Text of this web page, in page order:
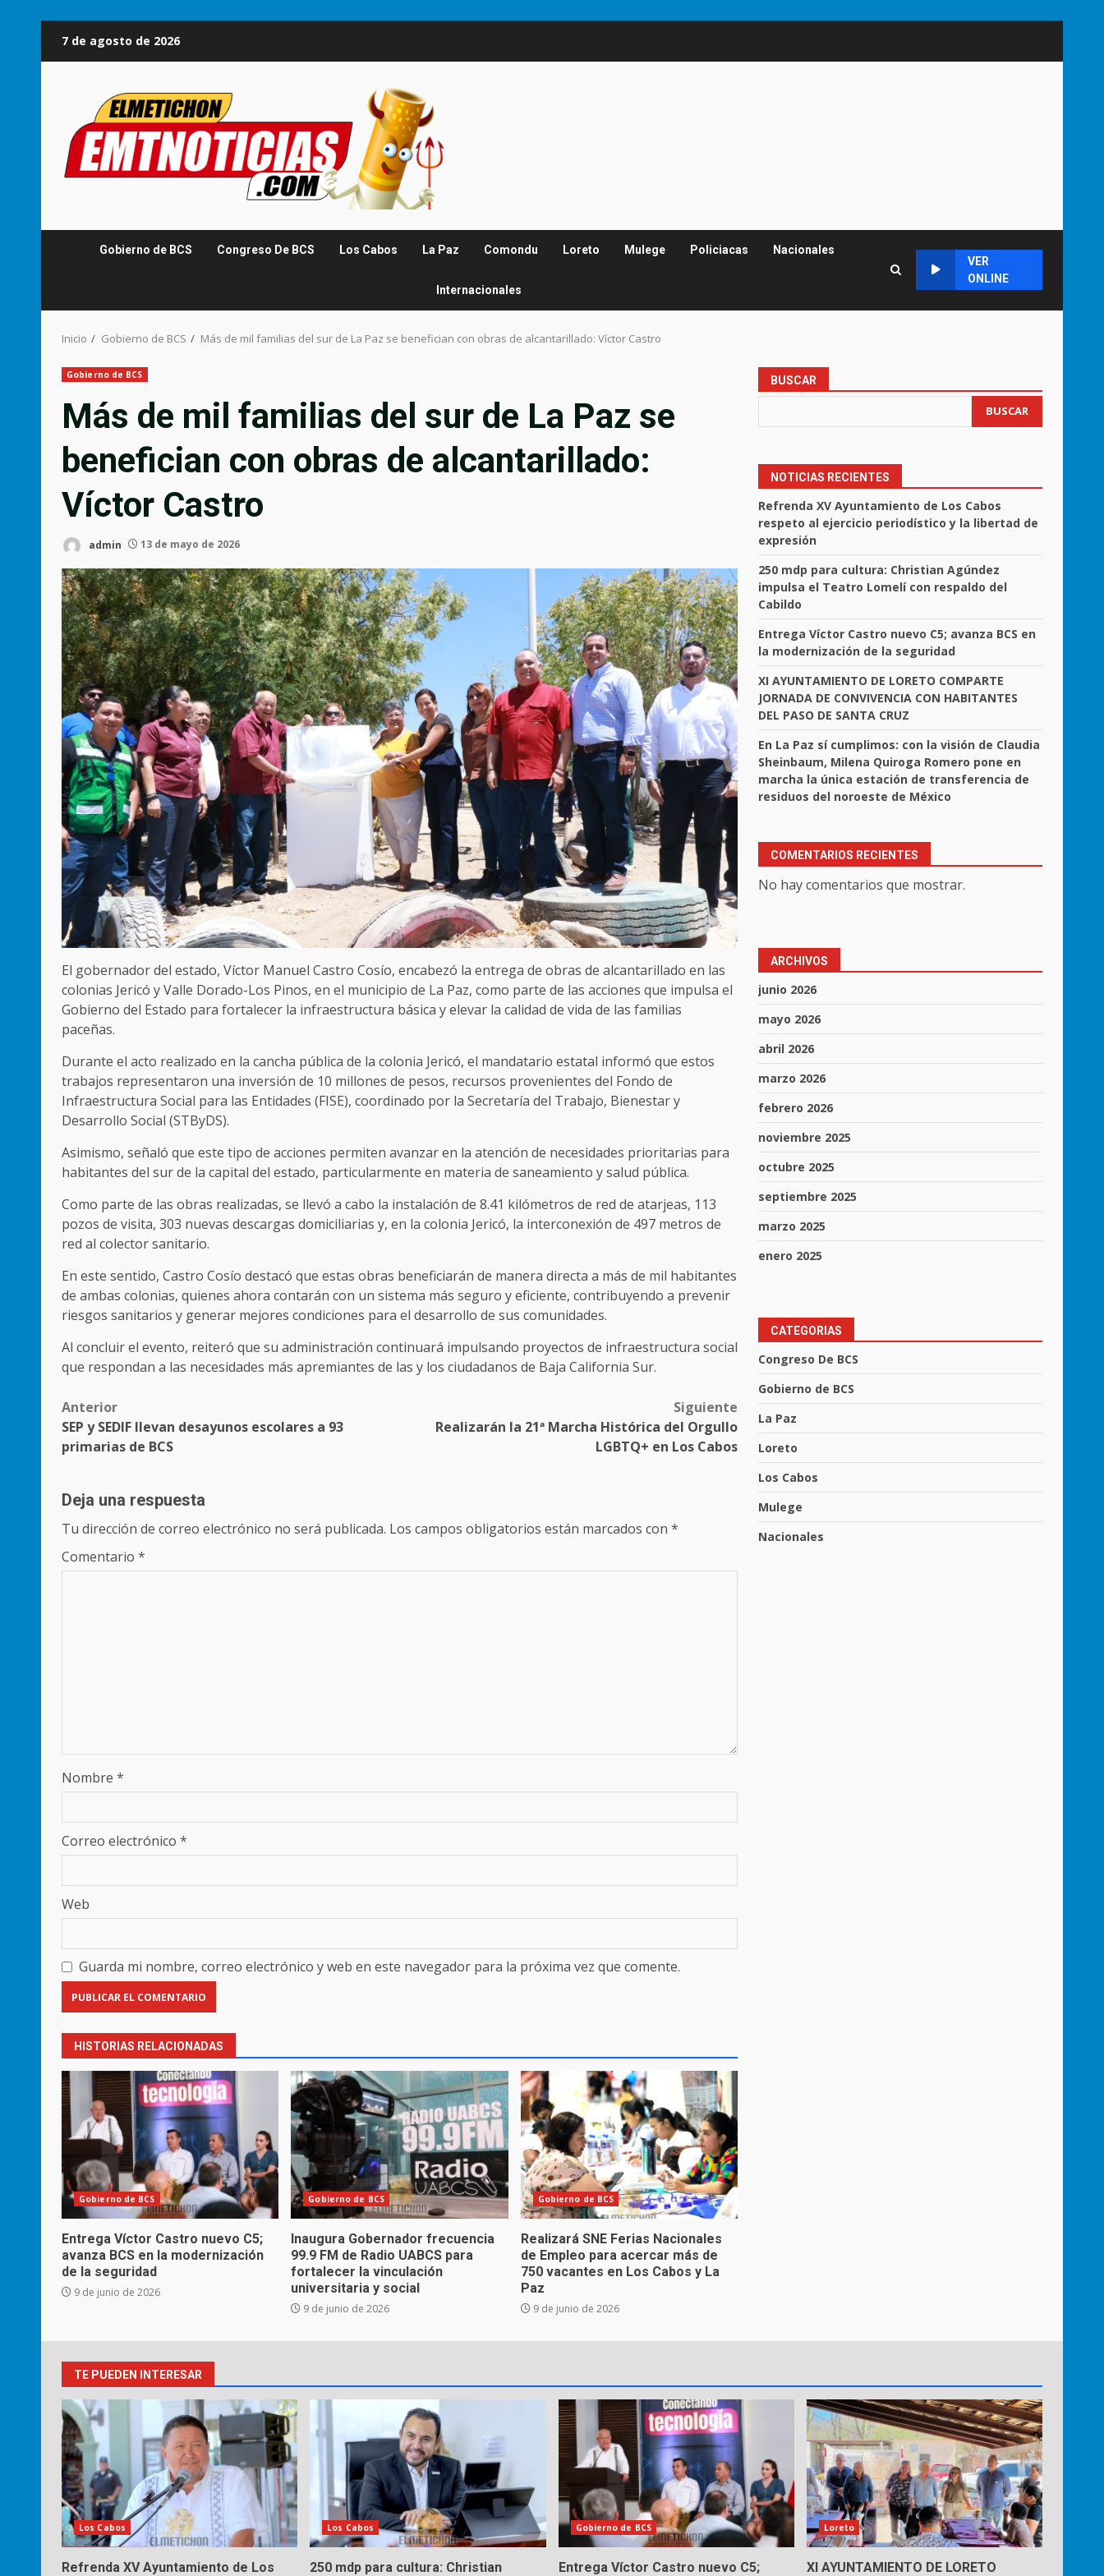
7 de agosto de 2026
Gobierno de BCS Congreso De BCS Los Cabos La Paz Comondu Loreto Mulege Policiacas Nacionales
Internacionales
VER
ONLINE
Inicio Gobierno de BCS Más de mil familias del sur de La Paz se benefician con obras de alcantarillado: Víctor Castro
Gobierno de BCS
Más de mil familias del sur de La Paz se
benefician con obras de alcantarillado:
Víctor Castro
admin 13 de mayo de 2026
El gobernador del estado, Víctor Manuel Castro Cosío, encabezó la entrega de obras de alcantarillado en las
colonias Jericó y Valle Dorado-Los Pinos, en el municipio de La Paz, como parte de las acciones que impulsa el
Gobierno del Estado para fortalecer la infraestructura básica y elevar la calidad de vida de las familias
paceñas.
Durante el acto realizado en la cancha pública de la colonia Jericó, el mandatario estatal informó que estos
trabajos representaron una inversión de 10 millones de pesos, recursos provenientes del Fondo de
Infraestructura Social para las Entidades (FISE), coordinado por la Secretaría del Trabajo, Bienestar y
Desarrollo Social (STByDS).
Asimismo, señaló que este tipo de acciones permiten avanzar en la atención de necesidades prioritarias para
habitantes del sur de la capital del estado, particularmente en materia de saneamiento y salud pública.
Como parte de las obras realizadas, se llevó a cabo la instalación de 8.41 kilómetros de red de atarjeas, 113
pozos de visita, 303 nuevas descargas domiciliarias y, en la colonia Jericó, la interconexión de 497 metros de
red al colector sanitario.
En este sentido, Castro Cosío destacó que estas obras beneficiarán de manera directa a más de mil habitantes
de ambas colonias, quienes ahora contarán con un sistema más seguro y eficiente, contribuyendo a prevenir
riesgos sanitarios y generar mejores condiciones para el desarrollo de sus comunidades.
Al concluir el evento, reiteró que su administración continuará impulsando proyectos de infraestructura social
que respondan a las necesidades más apremiantes de las y los ciudadanos de Baja California Sur.
Post
navigation
Anterior
SEP y SEDIF llevan desayunos escolares a 93
primarias de BCS
Siguiente
Realizarán la 21ª Marcha Histórica del Orgullo
LGBTQ+ en Los Cabos
Deja una respuesta
Tu dirección de correo electrónico no será publicada. Los campos obligatorios están marcados con *
Comentario *
Nombre *
Correo electrónico *
Web
Guarda mi nombre, correo electrónico y web en este navegador para la próxima vez que comente.
HISTORIAS RELACIONADAS
Gobierno de BCS
Entrega Víctor Castro nuevo C5;
avanza BCS en la modernización
de la seguridad
9 de junio de 2026
Gobierno de BCS
Inaugura Gobernador frecuencia
99.9 FM de Radio UABCS para
fortalecer la vinculación
universitaria y social
9 de junio de 2026
Gobierno de BCS
Realizará SNE Ferias Nacionales
de Empleo para acercar más de
750 vacantes en Los Cabos y La
Paz
9 de junio de 2026
BUSCAR
BUSCAR
NOTICIAS RECIENTES
Refrenda XV Ayuntamiento de Los Cabos
respeto al ejercicio periodístico y la libertad de
expresión
250 mdp para cultura: Christian Agúndez
impulsa el Teatro Lomelí con respaldo del
Cabildo
Entrega Víctor Castro nuevo C5; avanza BCS en
la modernización de la seguridad
XI AYUNTAMIENTO DE LORETO COMPARTE
JORNADA DE CONVIVENCIA CON HABITANTES
DEL PASO DE SANTA CRUZ
En La Paz sí cumplimos: con la visión de Claudia
Sheinbaum, Milena Quiroga Romero pone en
marcha la única estación de transferencia de
residuos del noroeste de México
COMENTARIOS RECIENTES
No hay comentarios que mostrar.
ARCHIVOS
junio 2026
mayo 2026
abril 2026
marzo 2026
febrero 2026
noviembre 2025
octubre 2025
septiembre 2025
marzo 2025
enero 2025
CATEGORIAS
Congreso De BCS
Gobierno de BCS
La Paz
Loreto
Los Cabos
Mulege
Nacionales
TE PUEDEN INTERESAR
Los Cabos
Refrenda XV Ayuntamiento de Los
Los Cabos
250 mdp para cultura: Christian
Gobierno de BCS
Entrega Víctor Castro nuevo C5;
Loreto
XI AYUNTAMIENTO DE LORETO